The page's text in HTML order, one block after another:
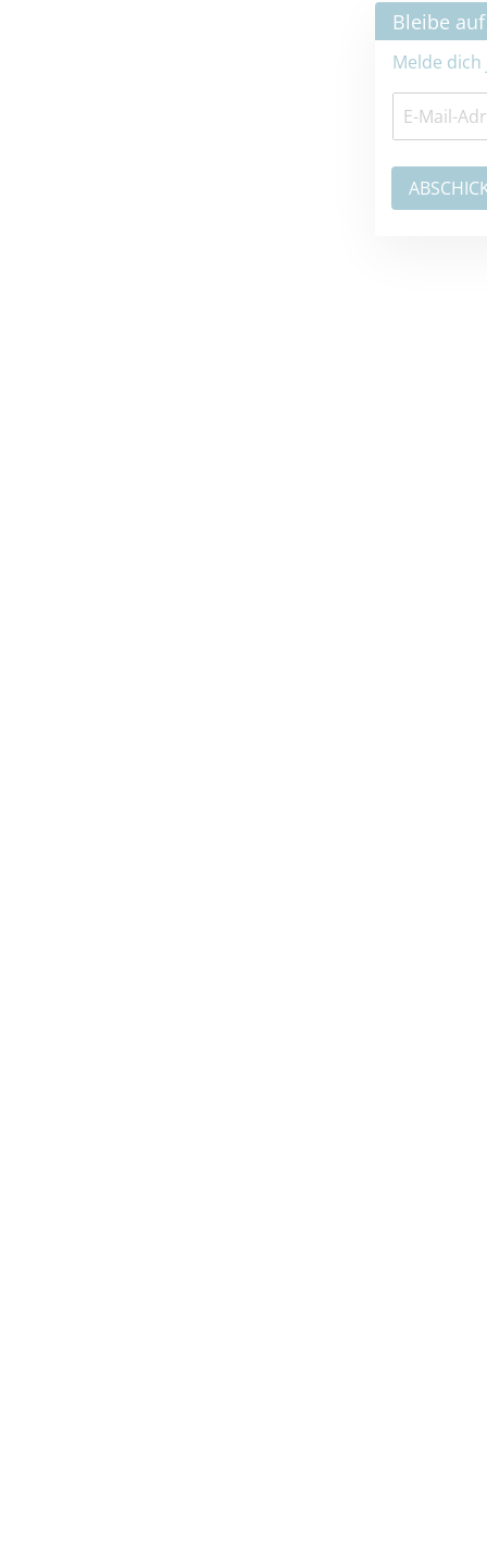
Bleibe auf dem neuesten Stand ×
Melde dich jetzt zum Newsletter an: